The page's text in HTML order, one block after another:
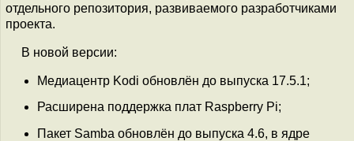
отдельного репозитория, развиваемого разработчиками
проекта.
В новой версии:
Медиацентр Kodi обновлён до выпуска 17.5.1;
Расширена поддержка плат Raspberry Pi;
Пакет Samba обновлён до выпуска 4.6, в ядре